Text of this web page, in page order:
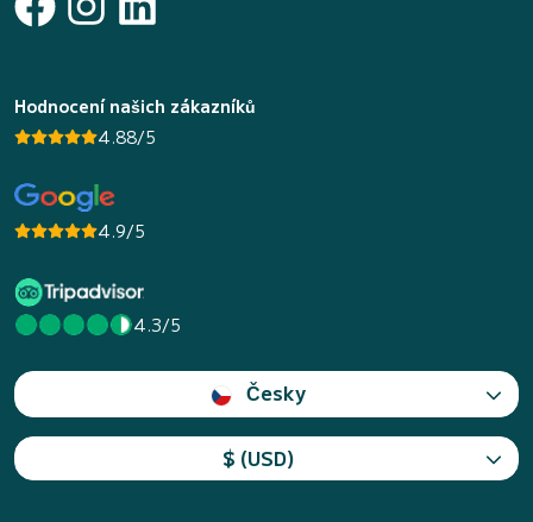
Hodnocení našich zákazníků
4.88/5
4.9/5
4.3/5
Česky
$ (USD)